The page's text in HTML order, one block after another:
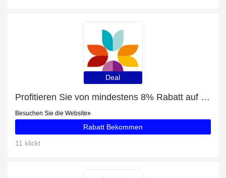
Deal
Profitieren Sie von mindestens 8% Rabatt auf Floristen Design Weiß
Besuchen Sie die Website
Rabatt Bekommen
11 klickt